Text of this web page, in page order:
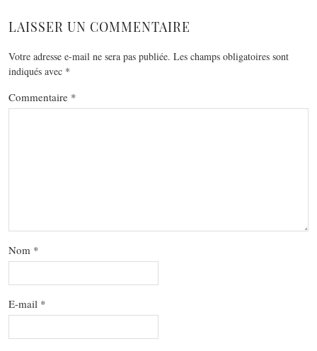
LAISSER UN COMMENTAIRE
Votre adresse e-mail ne sera pas publiée. Les champs obligatoires sont
indiqués avec *
Commentaire *
Nom *
E-mail *